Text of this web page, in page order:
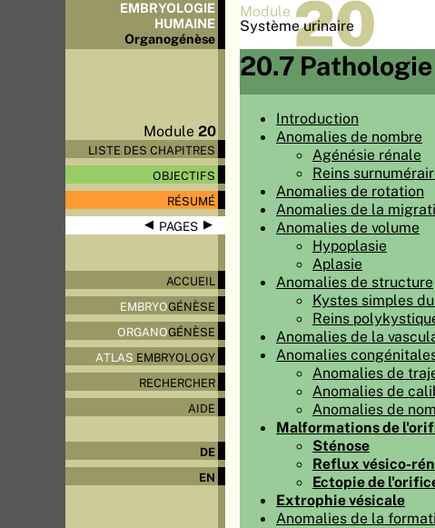
EMBRYOLOGIE
HUMAINE
Organogénèse
Module20
LISTE DES CHAPITRES
OBJECTIFS
RÉSUMÉ
◀ PAGES▶
ACCUEIL
EMBRYOGÉNÈSE
ORGANOGÉNÈSE
ATLAS EMBRYOLOGY
RECHERCHER
AIDE
DE
EN
Module 20
Système urinaire
20.7 Pathologie
Introduction
Anomalies de nombre
Agénésie rénale
Reins
Anomalies de rotation
Anomalies de la
Anomalies de volume
Hypoplasie
Aplasie
Anomalies de structure
Kystes simples
Reins
Anomalies de la
Anomalies
Anomalies de
Anomalies de
Anomalies de
Malformations de
Sténose
Reflux vésico-
Ectopie de
Extrophie vésicale
Anomalies de la